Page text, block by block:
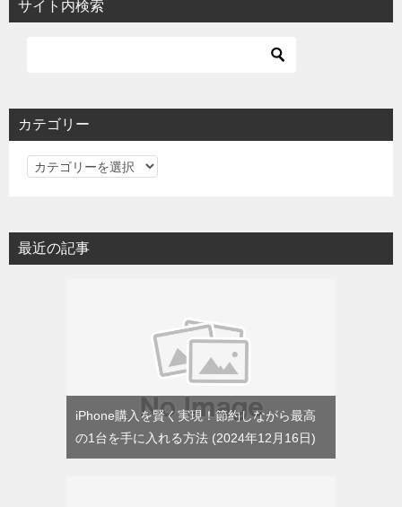
サイト内検索
カテゴリー
カ
リ
ー
最近の記事
iPhone購入を賢く実現！節約しながら最高
の1台を手に入れる方法
2024年12月16日